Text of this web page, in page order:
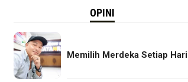
OPINI
Memilih Merdeka Setiap Hari